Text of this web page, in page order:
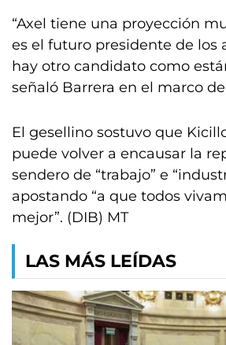
“Axel tiene una proyección
es el futuro presidente de los
hay otro candidato como
señaló Barrera en el marco
El gesellino sostuvo que
puede volver a encausar la
sendero de “trabajo” e
apostando “a que todos
mejor”. (DIB) MT
LAS MÁS LEÍDAS